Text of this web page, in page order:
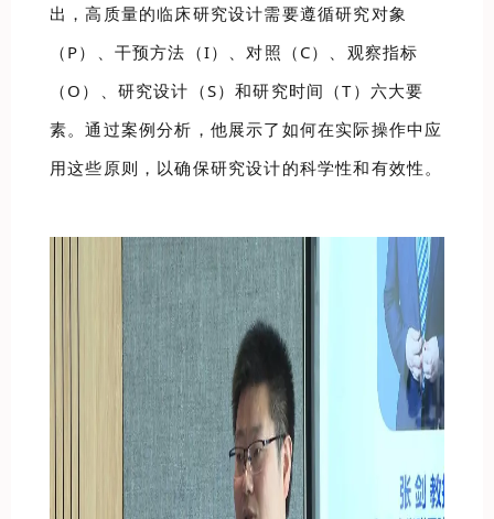
出，高质量的临床研究设计需要遵循研究对象
（P）、干预方法（I）、对照（C）、观察指标
（O）、研究设计（S）和研究时间（T）六大要
素。通过案例分析，他展示了如何在实际操作中应
用这些原则，以确保研究设计的科学性和有效性。